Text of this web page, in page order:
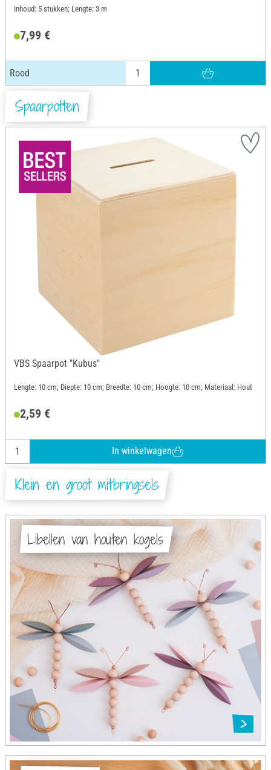
Inhoud: 5 stukken; Lengte: 3 m
7,99 €
Rood
Spaarpotten
VBS Spaarpot "Kubus"
Lengte: 10 cm; Diepte: 10 cm; Breedte: 10 cm; Hoogte: 10 cm; Materiaal: Hout
2,59 €
In winkelwagen
Klein en groot mitbringsels
Libellen van houten kogels